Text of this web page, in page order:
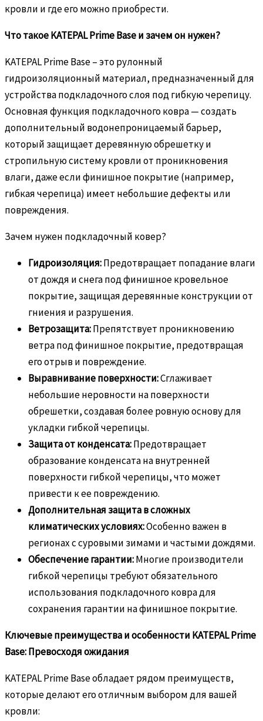
кровли и где его можно приобрести.
Что такое KATEPAL Prime Base и зачем он нужен?
KATEPAL Prime Base – это рулонный
гидроизоляционный материал, предназначенный для
устройства подкладочного слоя под гибкую черепицу.
Основная функция подкладочного ковра — создать
дополнительный водонепроницаемый барьер,
который защищает деревянную обрешетку и
стропильную систему кровли от проникновения
влаги, даже если финишное покрытие (например,
гибкая черепица) имеет небольшие дефекты или
повреждения.
Зачем нужен подкладочный ковер?
Гидроизоляция:Предотвращает попадание влаги
от дождя и снега под финишное кровельное
покрытие, защищая деревянные конструкции от
гниения и разрушения.
Ветрозащита:Препятствует проникновению
ветра под финишное покрытие, предотвращая
его отрыв и повреждение.
Выравнивание поверхности:Сглаживает
небольшие неровности на поверхности
обрешетки, создавая более ровную основу для
укладки гибкой черепицы.
Защита от конденсата:Предотвращает
образование конденсата на внутренней
поверхности гибкой черепицы, что может
привести к ее повреждению.
Дополнительная защита в сложных
климатических условиях:Особенно важен в
регионах с суровыми зимами и частыми дождями.
Обеспечение гарантии:Многие производители
гибкой черепицы требуют обязательного
использования подкладочного ковра для
сохранения гарантии на финишное покрытие.
Ключевые преимущества и особенности KATEPAL Prime
Base: Превосходя ожидания
KATEPAL Prime Base обладает рядом преимуществ,
которые делают его отличным выбором для вашей
кровли: